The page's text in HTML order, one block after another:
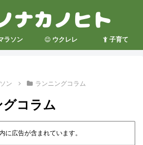
ラソン ウクレレ 子育て
ン ランニングコラム
コラム
に広告が含まれています。